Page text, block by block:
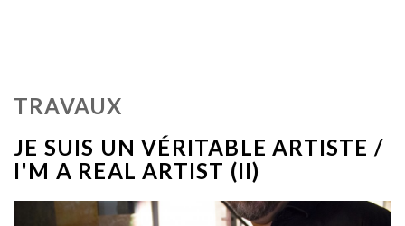
TRAVAUX
JE SUIS UN VÉRITABLE ARTISTE /
I'M A REAL ARTIST (II)